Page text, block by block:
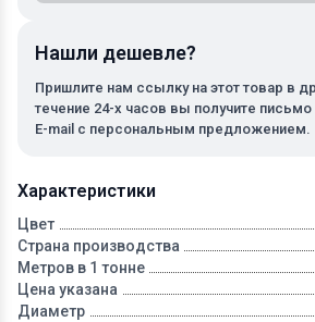
Характеристики
Цвет
Страна производства
Метров в 1 тонне
Цена указана
Диаметр
Нашли дешевле?
Пришлите нам ссылку на этот товар в
течение 24-х часов вы получите
E-mail с персональным предложением.